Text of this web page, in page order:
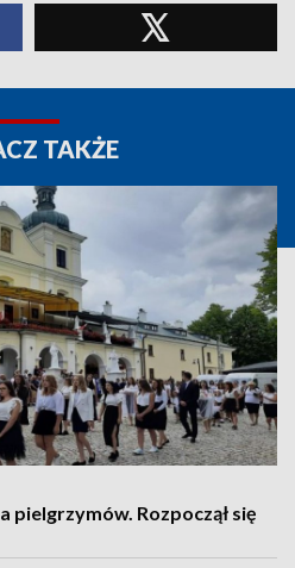
TAKŻE
pielgrzymów. Rozpoczął się